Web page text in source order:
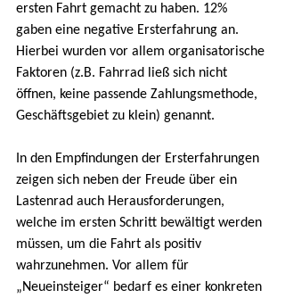
ersten Fahrt gemacht zu haben. 12%
gaben eine negative Ersterfahrung an.
Hierbei wurden vor allem organisatorische
Faktoren (z.B. Fahrrad ließ sich nicht
öffnen, keine passende Zahlungsmethode,
Geschäftsgebiet zu klein) genannt.
In den Empfindungen der Ersterfahrungen
zeigen sich neben der Freude über ein
Lastenrad auch Herausforderungen,
welche im ersten Schritt bewältigt werden
müssen, um die Fahrt als positiv
wahrzunehmen. Vor allem für
„Neueinsteiger“ bedarf es einer konkreten